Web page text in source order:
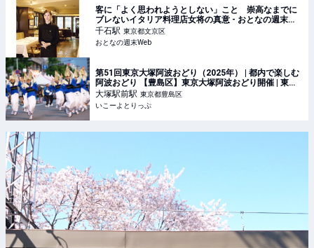
客に「よく思われようとしない」こと 崇高なまでに
ブレないイタリア料理店女将の真意 - おとなの週末
Web
千石駅 東京都文京区
おとなの週末Web
第51回東京大塚阿波おどり（2025年） | 都内で楽しむ
阿波おどり 【豊島区】東京大塚阿波おどり開催 | 東京
都豊島区 | いこーよとりっぷ
大塚駅前駅 東京都豊島区
いこーよとりっぷ